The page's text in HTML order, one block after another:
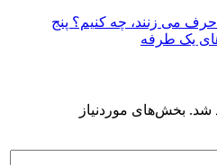
می زنند، چه کنیم؟ پنج
های یک طرفه
شد. بخش‌های موردنیاز